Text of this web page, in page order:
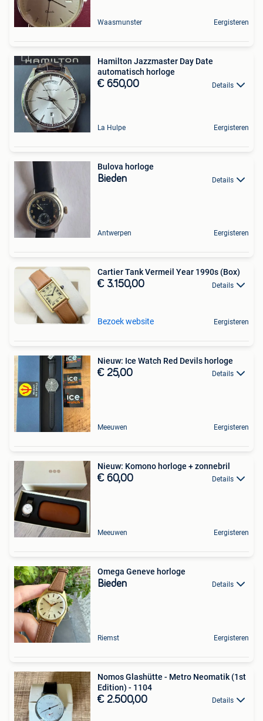
Waasmunster Eergisteren
Hamilton Jazzmaster Day Date
automatisch horloge
€ 650,00 Details
La Hulpe Eergisteren
Bulova horloge
Bieden Details
Antwerpen Eergisteren
Cartier Tank Vermeil Year 1990s (Box)
€ 3.150,00 Details
Bezoek website Eergisteren
Nieuw: Ice Watch Red Devils horloge
€ 25,00 Details
Meeuwen Eergisteren
Nieuw: Komono horloge + zonnebril
€ 60,00 Details
Meeuwen Eergisteren
Omega Geneve horloge
Bieden Details
Riemst Eergisteren
Nomos Glashütte - Metro Neomatik (1st
Edition) - 1104
€ 2.500,00 Details